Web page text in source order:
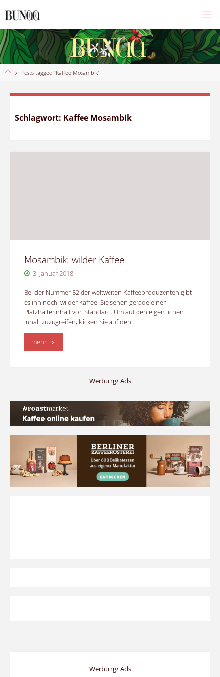
to
HomePosts tagged "Kaffee Mosambik"
Schlagwort: Kaffee Mosambik
Mosambik: wilder Kaffee
3. Januar 2018
Bei der Nummer 52 der weltweiten Kaffeeproduzenten gibt
es ihn noch: wilder Kaffee. Sie sehen gerade einen
Platzhalterinhalt von Standard. Um auf den eigentlichen
Inhalt zuzugreifen, klicken Sie auf den…
mehr"Mosambik:
Werbung/ Ads
Werbung/ Ads